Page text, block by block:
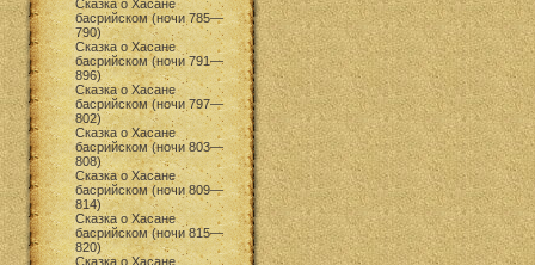
Сказка о Хасане
басрийском (ночи 785—
790)
Сказка о Хасане
басрийском (ночи 791—
896)
Сказка о Хасане
басрийском (ночи 797—
802)
Сказка о Хасане
басрийском (ночи 803—
808)
Сказка о Хасане
басрийском (ночи 809—
814)
Сказка о Хасане
басрийском (ночи 815—
820)
Сказка о Хасане